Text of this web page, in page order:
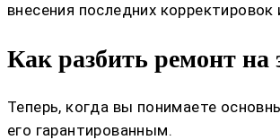
внесения последних
Как разбить ремонт на
Теперь, когда вы понимаете
его гарантированным.